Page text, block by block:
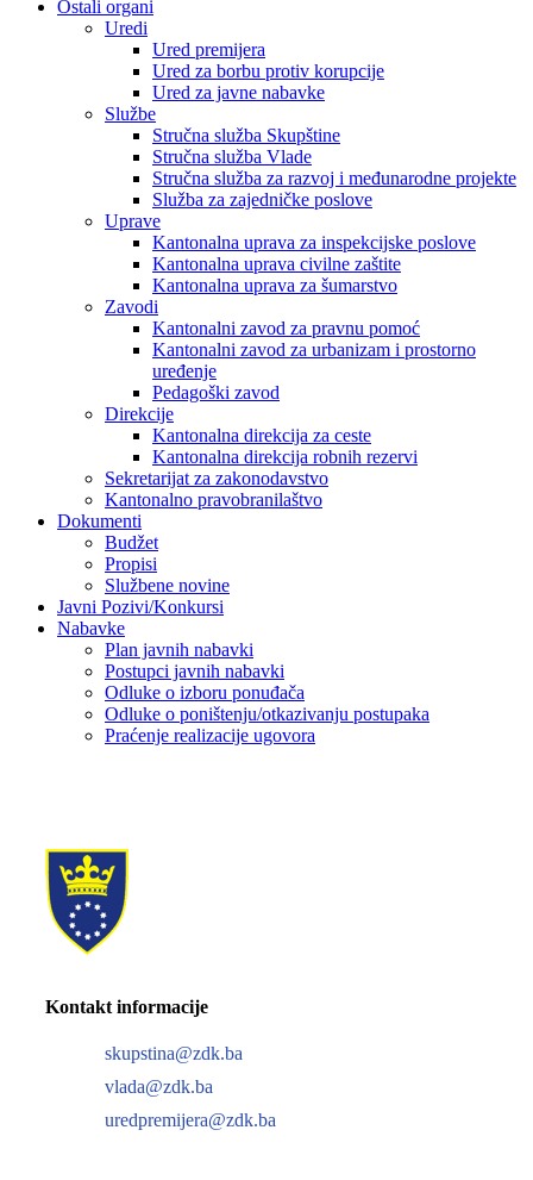
Ostali organi
Uredi
Ured premijera
Ured za borbu protiv korupcije
Ured za javne nabavke
Službe
Stručna služba Skupštine
Stručna služba Vlade
Stručna služba za razvoj i međunarodne projekte
Služba za zajedničke poslove
Uprave
Kantonalna uprava za inspekcijske poslove
Kantonalna uprava civilne zaštite
Kantonalna uprava za šumarstvo
Zavodi
Kantonalni zavod za pravnu pomoć
Kantonalni zavod za urbanizam i prostorno
uređenje
Pedagoški zavod
Direkcije
Kantonalna direkcija za ceste
Kantonalna direkcija robnih rezervi
Sekretarijat za zakonodavstvo
Kantonalno pravobranilaštvo
Dokumenti
Budžet
Propisi
Službene novine
Javni Pozivi/Konkursi
Nabavke
Plan javnih nabavki
Postupci javnih nabavki
Odluke o izboru ponuđača
Odluke o poništenju/otkazivanju postupaka
Praćenje realizacije ugovora
Kontakt informacije
skupstina@zdk.ba
vlada@zdk.ba
uredpremijera@zdk.ba